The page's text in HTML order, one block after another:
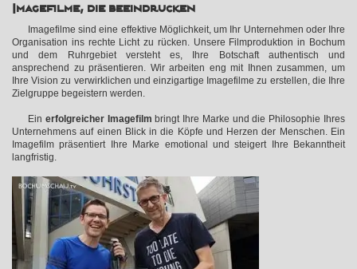
Imagefilme, die beeindrucken
Imagefilme sind eine effektive Möglichkeit, um Ihr Unternehmen oder Ihre
Organisation ins rechte Licht zu rücken. Unsere Filmproduktion in Bochum
und dem Ruhrgebiet versteht es, Ihre Botschaft authentisch und
ansprechend zu präsentieren. Wir arbeiten eng mit Ihnen zusammen, um
Ihre Vision zu verwirklichen und einzigartige Imagefilme zu erstellen, die Ihre
Zielgruppe begeistern werden.
Ein erfolgreicher Imagefilm bringt Ihre Marke und die Philosophie Ihres
Unternehmens auf einen Blick in die Köpfe und Herzen der Menschen. Ein
Imagefilm präsentiert Ihre Marke emotional und steigert Ihre Bekanntheit
langfristig.